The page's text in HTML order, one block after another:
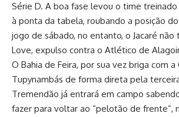
Série D. A boa fase levou o time treinado
à ponta da tabela, roubando a posição
jogo de sábado, no entanto, o Jacaré
Love, expulso contra o Atlético de
O Bahia de Feira, por sua vez briga com a
Tupynambás de forma direta pela
Tremendão já entrará em campo
fazer para voltar ao “pelotão de frente”,